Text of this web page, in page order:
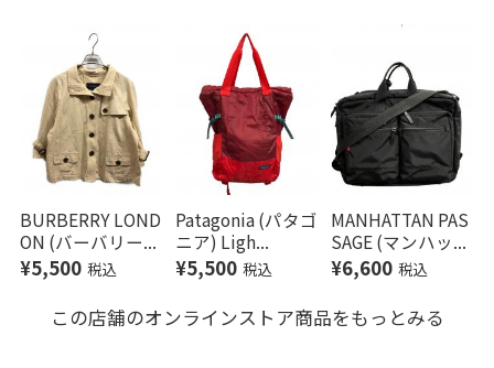
BURBERRY LOND
ON (バーバリー...
¥5,500 税込
Patagonia (パタゴ
ニア) Ligh...
¥5,500 税込
MANHATTAN PAS
SAGE (マンハッ...
¥6,600 税込
この店舗のオンラインストア商品をもっとみる